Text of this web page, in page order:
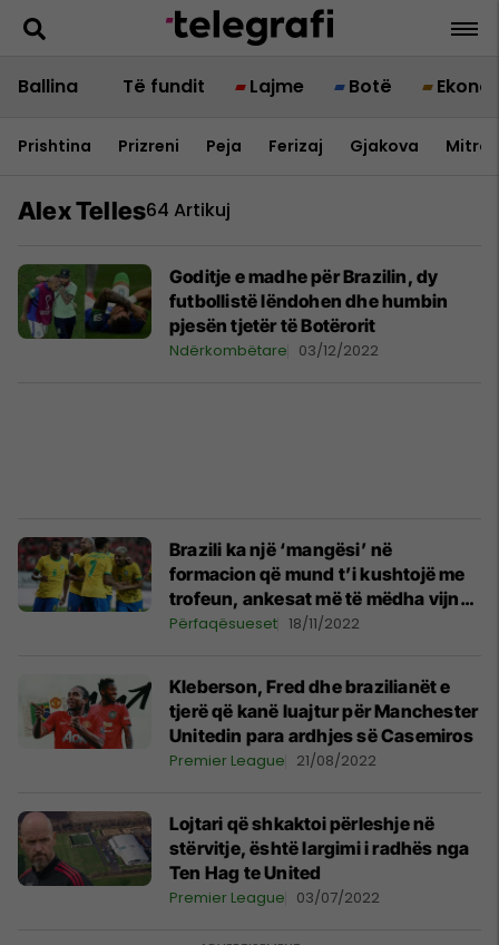
Ballina Të fundit Lajme Botë
Prishtina Prizreni Peja Ferizaj Gjakova
Alex Telles64 Artikuj
Goditje e madhe për Brazilin, dy
futbollistë lëndohen dhe humbin
pjesën tjetër të Botërorit
Ndërkombëtare 03/12/2022
Brazili ka një ‘mangësi’ në
formacion që mund t’i kushtojë me
trofeun, ankesat më të mëdha vijnë
për Dani Alvesin
Përfaqësueset 18/11/2022
Kleberson, Fred dhe brazilianët e
tjerë që kanë luajtur për Manchester
Unitedin para ardhjes së Casemiros
Premier League 21/08/2022
Lojtari që shkaktoi përleshje në
stërvitje, është largimi i radhës nga
Ten Hag te United
Premier League 03/07/2022